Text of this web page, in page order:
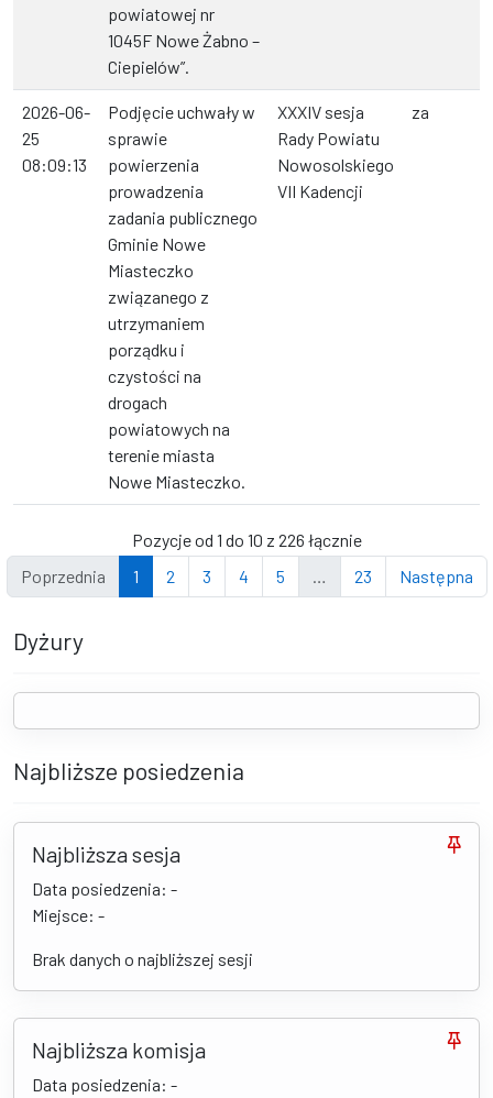
powiatowej nr
1045F Nowe Żabno –
Ciepielów”.
2026-06-
25
08:09:13
Podjęcie uchwały w
sprawie
powierzenia
prowadzenia
zadania publicznego
Gminie Nowe
Miasteczko
związanego z
utrzymaniem
porządku i
czystości na
drogach
powiatowych na
terenie miasta
Nowe Miasteczko.
XXXIV sesja
Rady Powiatu
Nowosolskiego
VII Kadencji
za
Pozycje od 1 do 10 z 226 łącznie
Poprzednia
1 2 3 4 5 23 Następna
Dyżury
Najbliższe posiedzenia
Najbliższa sesja
Data posiedzenia: -
Miejsce: -
Brak danych o najbliższej sesji
Najbliższa komisja
Data posiedzenia: -